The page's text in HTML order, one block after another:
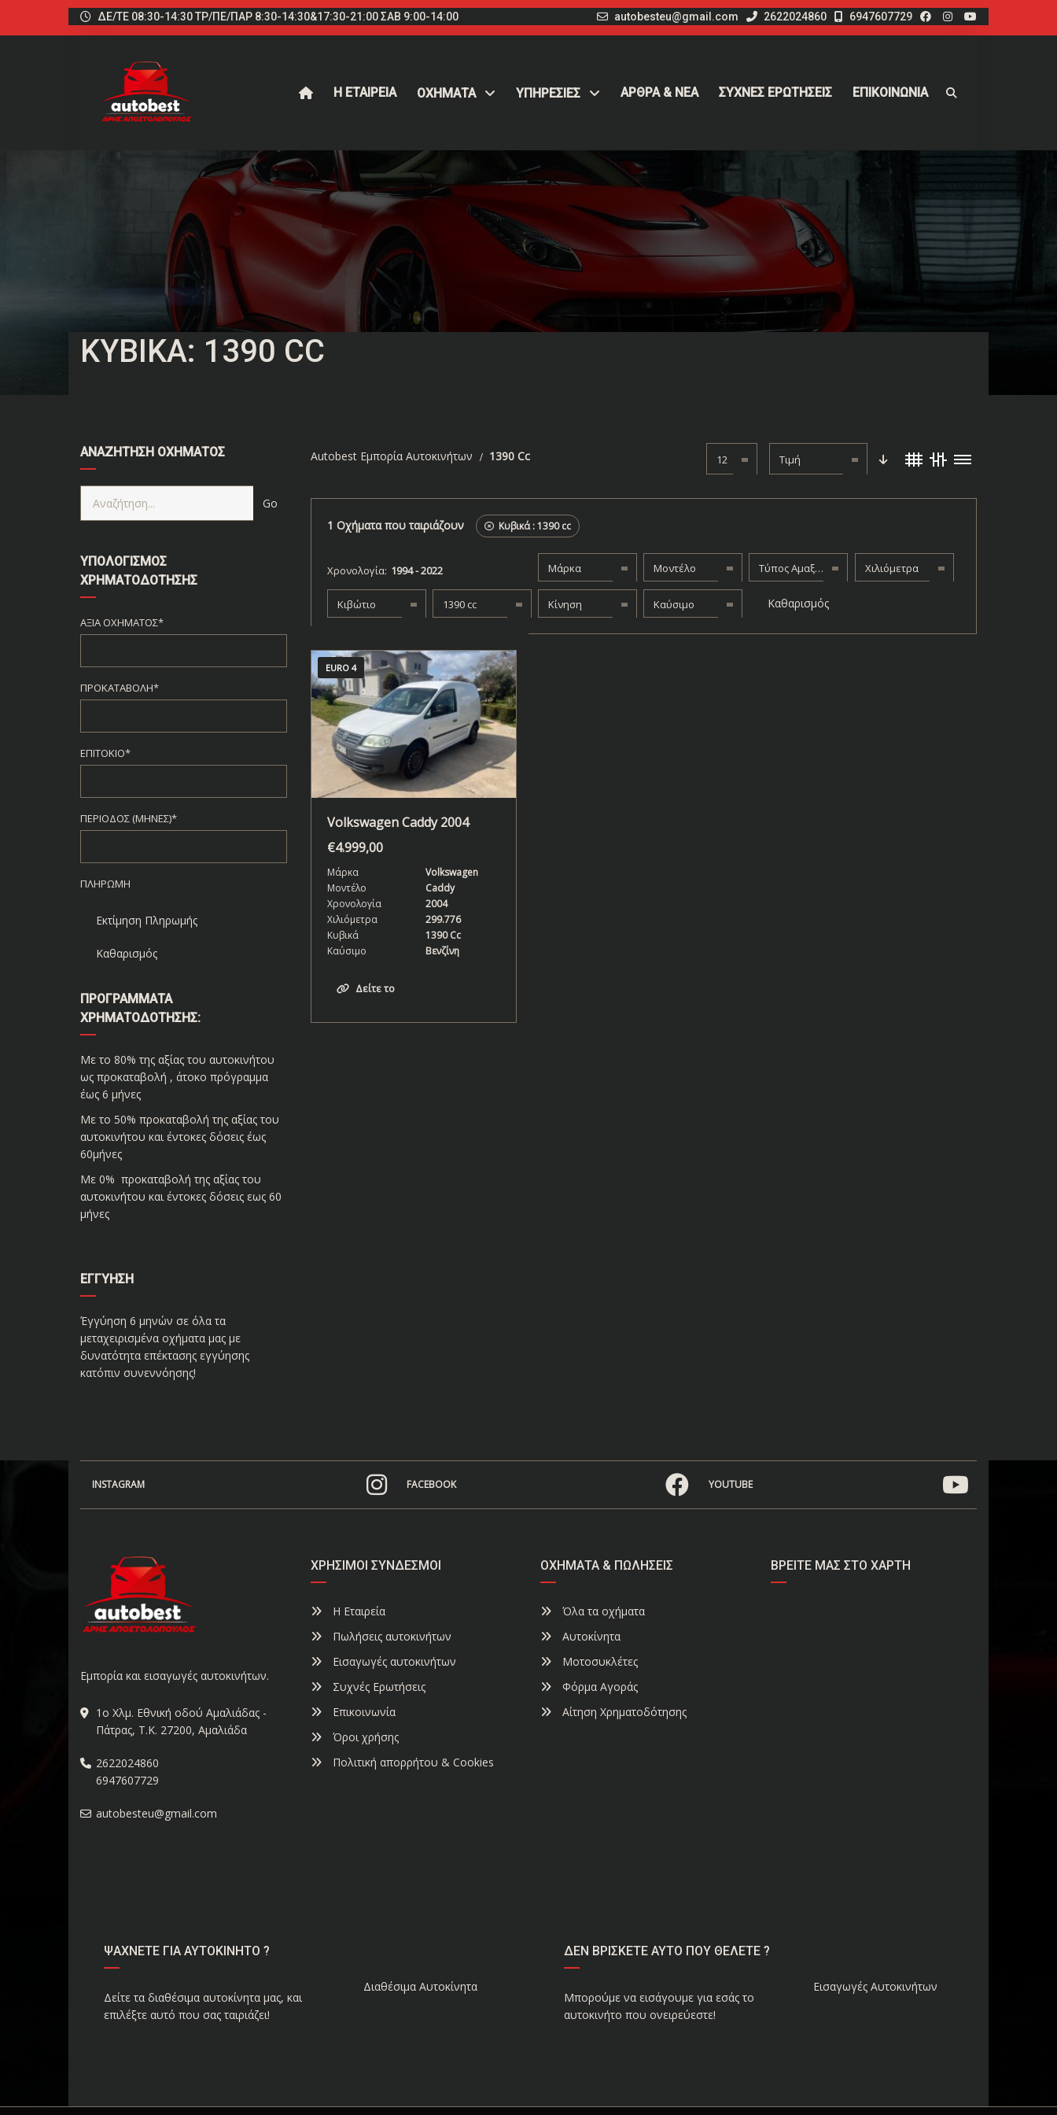
ΔΕ/ΤΕ 08:30-14:30 ΤΡ/ΠΕ/ΠΑΡ 8:30-14:30&17:30-21:00 ΣΑΒ 9:00-14:00 autobesteu@gmail.com 2622024860 6947607729
Η ΕΤΑΙΡΕΙΑ ΟΧΉΜΑΤΑ ΥΠΗΡΕΣΙΕΣ ΑΡΘΡΑ & ΝΕΑ ΣΥΧΝΕΣ ΕΡΩΤΗΣΕΙΣ ΕΠΙΚΟΙΝΩΝΙΑ
ΚΥΒΙΚΆ: 1390 CC
ΑΝΑΖΉΤΗΣΗ ΟΧΉΜΑΤΟΣ
ΥΠΟΛΟΓΙΣΜΌΣ
ΧΡΗΜΑΤΟΔΌΤΗΣΗΣ
ΑΞΊΑ ΟΧΉΜΑΤΟΣ*
ΠΡΟΚΑΤΑΒΟΛΉ*
ΕΠΙΤΌΚΙΟ*
ΠΕΡΊΟΔΟΣ (ΜΉΝΕΣ)*
ΠΛΗΡΩΜΉ
Εκτίμηση Πληρωμής
Καθαρισμός
ΠΡΟΓΡΆΜΜΑΤΑ
ΧΡΗΜΑΤΟΔΌΤΗΣΗΣ:
Με το 80% της αξίας του αυτοκινήτου
ως προκαταβολή , άτοκο πρόγραμμα
έως 6 μήνες
Με το 50% προκαταβολή της αξίας του
αυτοκινήτου και έντοκες δόσεις έως
60μήνες
Με 0% προκαταβολή της αξίας του
αυτοκινήτου και έντοκες δόσεις εως 60
μήνες
ΕΓΓΎΗΣΗ
Έγγύηση 6 μηνών σε όλα τα
μεταχειρισμένα οχήματα μας με
δυνατότητα επέκτασης εγγύησης
κατόπιν συνεννόησης!
Autobest Εμπορία Αυτοκινήτων 1390 Cc 12 Τιμή
1 Οχήματα που ταιριάζουν Κυβικά :1390 cc
Χρονολογία: Μάρκα Μοντέλο Τύπος Αμαξώματος Χιλιόμετρα
Κιβώτιο 1390 cc Κίνηση Καύσιμο Καθαρισμός
EURO 4
Volkswagen Caddy 2004
€4.999,00
Μάρκα
Volkswagen
Μοντέλο
Caddy
Χρονολογία
2004
Χιλιόμετρα
299.776
Κυβικά
1390 Cc
Καύσιμο
Βενζίνη
Δείτε το
INSTAGRAM FACEBOOK YOUTUBE
Εμπορία και εισαγωγές αυτοκινήτων.
1ο Χλμ. Εθνική οδού Αμαλιάδας -
Πάτρας, Τ.Κ. 27200, Αμαλιάδα
2622024860
6947607729
autobesteu@gmail.com
ΧΡΉΣΙΜΟΙ ΣΎΝΔΕΣΜΟΙ
Η Εταιρεία
Πωλήσεις αυτοκινήτων
Εισαγωγές αυτοκινήτων
Συχνές Ερωτήσεις
Επικοινωνία
Όροι χρήσης
Πολιτική απορρήτου & Cookies
ΟΧΉΜΑΤΑ & ΠΩΛΉΣΕΙΣ
Όλα τα οχήματα
Αυτοκίνητα
Μοτοσυκλέτες
Φόρμα Αγοράς
Αίτηση Χρηματοδότησης
ΒΡΕΊΤΕ ΜΑΣ ΣΤΟ ΧΆΡΤΗ
ΨΑΧΝΕΤΕ ΓΙΑ ΑΥΤΟΚΙΝΗΤΟ ?
Δείτε τα διαθέσιμα αυτοκίνητα μας, και
επιλέξτε αυτό που σας ταιριάζει!
Διαθέσιμα Αυτοκίνητα
ΔΕΝ ΒΡΙΣΚΕΤΕ ΑΥΤΟ ΠΟΥ ΘΕΛΕΤΕ ?
Μπορούμε να εισάγουμε για εσάς το
αυτοκινήτο που ονειρεύεστε!
Εισαγωγές Αυτοκινήτων